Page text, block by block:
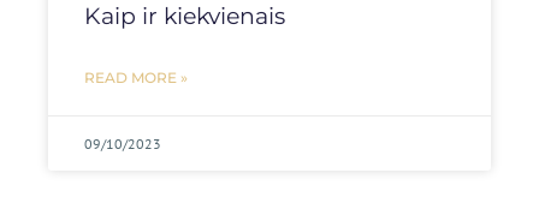
Kaip ir kiekvienais
READ MORE »
09/10/2023